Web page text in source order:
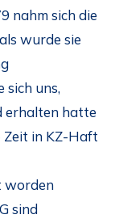
nahm sich die
wurde sie
uns,
erhalten hatte
Zeit in KZ-Haft
worden
sind